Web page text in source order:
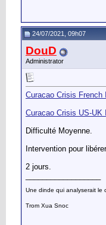
24/07/2021, 09h07
DouD
Administrator
Curacao Crisis French
Curacao Crisis US-UK
Difficulté Moyenne.
Intervention pour
2 jours.
Une dinde qui analyserait le
Trom Xua Snoc